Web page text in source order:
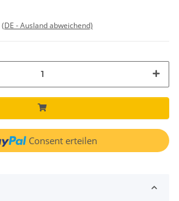
(DE - Ausland abweichend)
Consent erteilen